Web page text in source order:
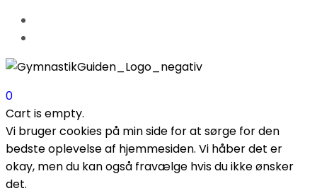
0
Cart is empty.
Vi bruger cookies på min side for at sørge for den
bedste oplevelse af hjemmesiden. Vi håber det er
okay, men du kan også fravælge hvis du ikke ønsker
det.